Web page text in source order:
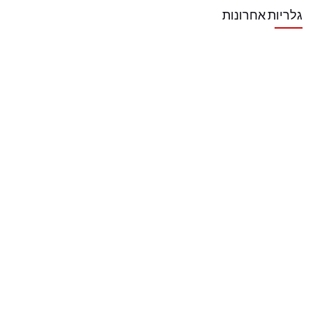
גלריות אחרונות